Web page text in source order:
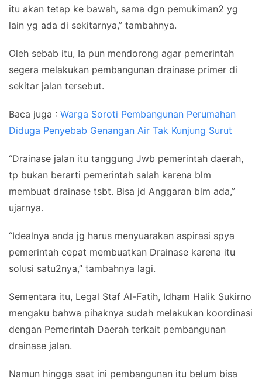
itu akan tetap ke bawah, sama dgn pemukiman2 yg
lain yg ada di sekitarnya,” tambahnya.
Oleh sebab itu, Ia pun mendorong agar pemerintah
segera melakukan pembangunan drainase primer di
sekitar jalan tersebut.
Baca juga : Warga Soroti Pembangunan Perumahan
Diduga Penyebab Genangan Air Tak Kunjung Surut
“Drainase jalan itu tanggung Jwb pemerintah daerah,
tp bukan berarti pemerintah salah karena blm
membuat drainase tsbt. Bisa jd Anggaran blm ada,”
ujarnya.
“Idealnya anda jg harus menyuarakan aspirasi spya
pemerintah cepat membuatkan Drainase karena itu
solusi satu2nya,” tambahnya lagi.
Sementara itu, Legal Staf Al-Fatih, Idham Halik Sukirno
mengaku bahwa pihaknya sudah melakukan koordinasi
dengan Pemerintah Daerah terkait pembangunan
drainase jalan.
Namun hingga saat ini pembangunan itu belum bisa